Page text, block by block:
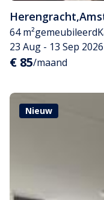
Herengracht,
64 m²gemeubileerd
23 Aug - 13 Sep 2026
€ 85/maand
Nieuw